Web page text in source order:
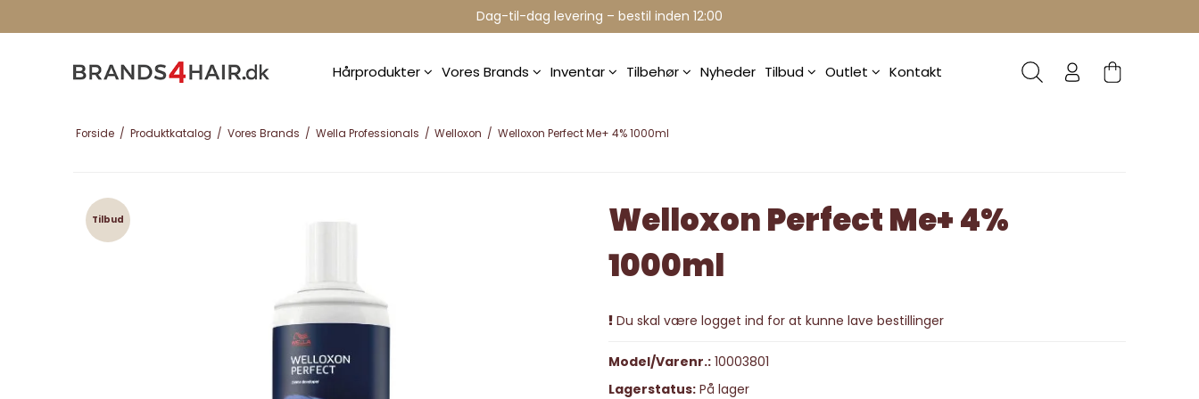
Dag-til-dag levering – bestil inden 12:00
Professionelle brands - over 15 års erfaring
Hårprodukter Vores Brands Inventar Tilbehør Nyheder Tilbud Outlet Kontakt
Forside / Produktkatalog / Vores Brands / Wella Professionals / Welloxon / Welloxon Perfect Me+ 4% 1000ml
Tilbud
Welloxon Perfect Me+ 4%
1000ml
Du skal være logget ind for at kunne lave bestillinger
Model/Varenr.: 10003801
Lagerstatus: På lager